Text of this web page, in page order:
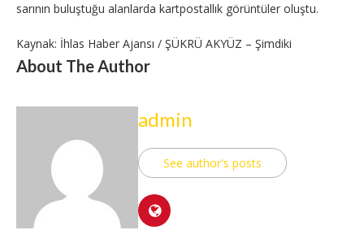
sarının buluştuğu alanlarda kartpostallık görüntüler oluştu.
Kaynak: İhlas Haber Ajansı / ŞÜKRÜ AKYÜZ – Şimdiki
About The Author
admin
See author's posts